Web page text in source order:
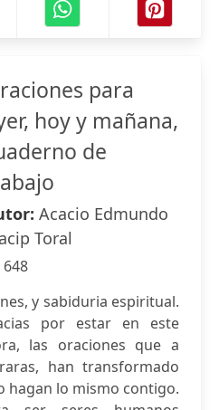
para
hoy y mañana,
de
Acacio Edmundo
Toral
648
y sabiduria espiritual.
por estar en este
las oraciones que a
han transformado
hagan lo mismo contigo.